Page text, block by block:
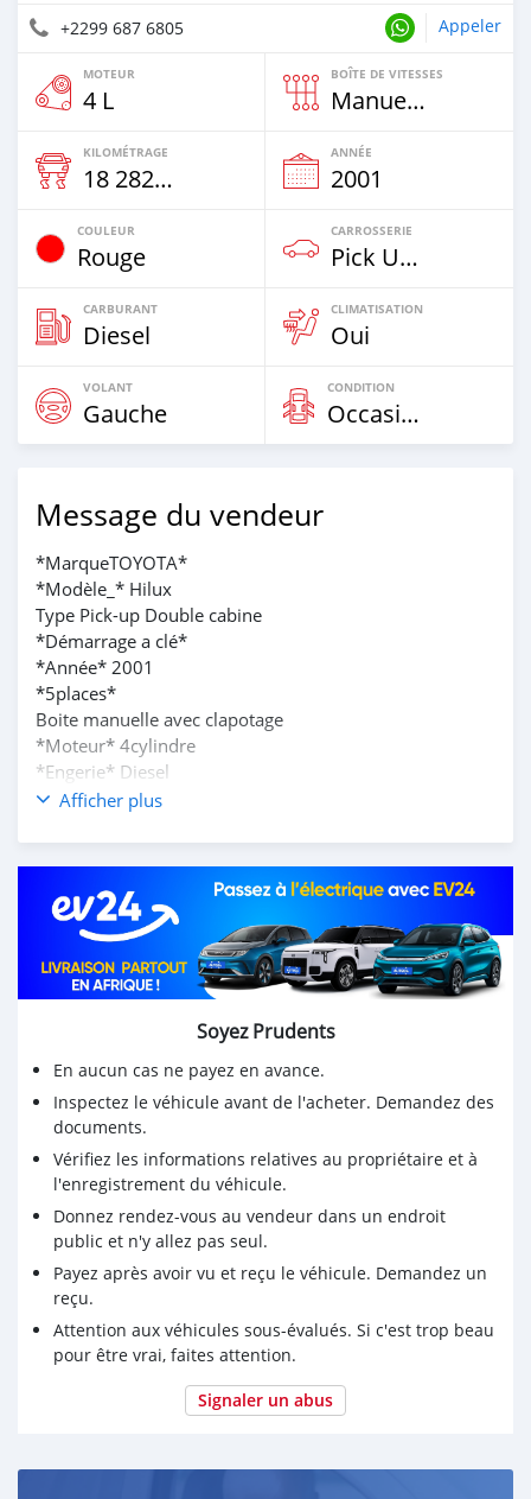
+2299 687 6805 Appeler
MOTEUR
4 L
BOÎTE DE VITESSES
Manuelle
KILOMÉTRAGE
18 282 Km
ANNÉE
2001
COULEUR
Rouge
CARROSSERIE
Pick Up Truck
CARBURANT
Diesel
CLIMATISATION
Oui
VOLANT
Gauche
CONDITION
Occasion
Message du vendeur
*MarqueTOYOTA*
*Modèle_* Hilux
Type Pick-up Double cabine
*Démarrage a clé*
*Année* 2001
*5places*
Boite manuelle avec clapotage
*Moteur* 4cylindre
*Engerie* Diesel
_Clim_ OK
Jante Ordinaire
*Prix :* 3.450.000F cfa seul le terrain commande.
Contact : +229 96876805
Afficher plus
Soyez Prudents
En aucun cas ne payez en avance.
Inspectez le véhicule avant de l'acheter. Demandez des
documents.
Vérifiez les informations relatives au propriétaire et à
l'enregistrement du véhicule.
Donnez rendez-vous au vendeur dans un endroit
public et n'y allez pas seul.
Payez après avoir vu et reçu le véhicule. Demandez un
reçu.
Attention aux véhicules sous-évalués. Si c'est trop beau
pour être vrai, faites attention.
Signaler un abus